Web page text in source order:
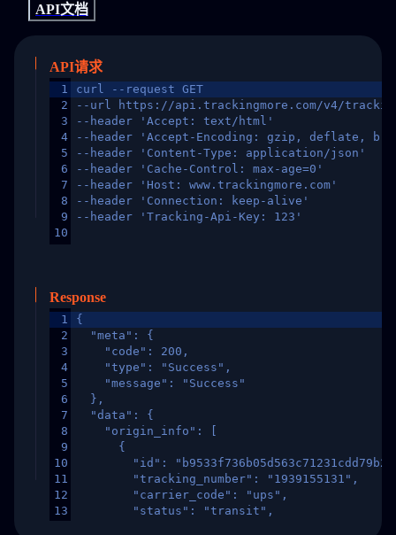
API文档
API请求
1
2
3
4
5
6
7
8
9
10
curl --request GET
--url https://api.trackingmore.com/v4/trackings/
--header 'Accept: text/html'
--header 'Accept-Encoding: gzip, deflate,
--header 'Content-Type: application/json'
--header 'Cache-Control: max-age=0'
--header 'Host: www.trackingmore.com'
--header 'Connection: keep-alive'
--header 'Tracking-Api-Key: 123'
Response
1
2
3
4
5
6
7
8
9
10
11
12
13
{
  "meta": {
    "code": 200,
    "type": "Success",
    "message": "Success"
  },
  "data": {
    "origin_info": [
      {
"id":
        "tracking_number": "1939155131",
        "carrier_code": "ups",
        "status": "transit",